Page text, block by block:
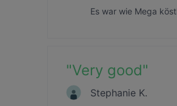
Es war wie Mega
"Very good"
Stephanie K.